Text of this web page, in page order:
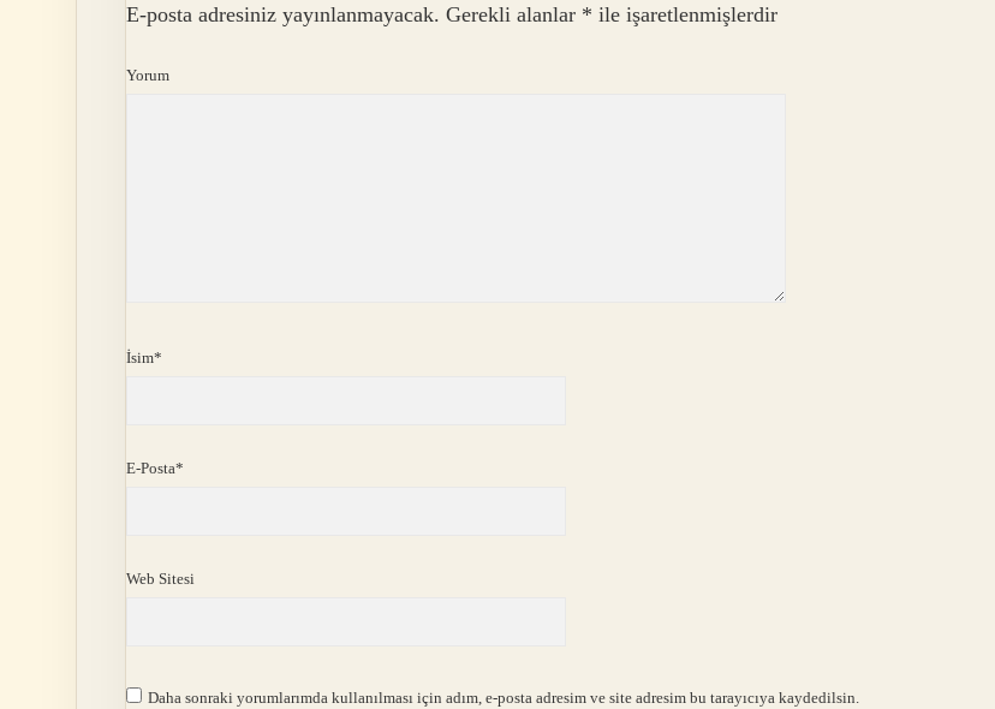
E-posta adresiniz yayınlanmayacak. Gerekli alanlar * ile işaretlenmişlerdir
Yorum
İsim*
E-Posta*
Web Sitesi
Daha sonraki yorumlarımda kullanılması için adım, e-posta adresim ve site adresim bu tarayıcıya kaydedilsin.